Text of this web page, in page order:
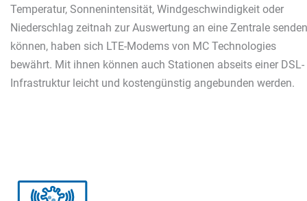
Temperatur, Sonnenintensität, Windgeschwindigkeit oder
Niederschlag zeitnah zur Auswertung an eine Zentrale senden
können, haben sich LTE-Modems von MC Technologies
bewährt. Mit ihnen können auch Stationen abseits einer DSL-
Infrastruktur leicht und kostengünstig angebunden werden.